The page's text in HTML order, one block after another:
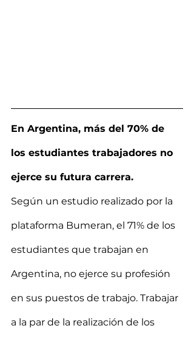
En Argentina, más del 70% de
los estudiantes trabajadores no
ejerce su futura carrera.
Según un estudio realizado por la
plataforma Bumeran, el 71% de los
estudiantes que trabajan en
Argentina, no ejerce su profesión
en sus puestos de trabajo. Trabajar
a la par de la realización de los